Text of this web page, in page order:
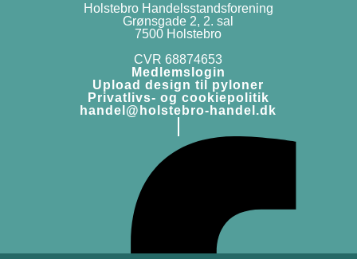
Holstebro Handelsstandsforening
Grønsgade 2, 2. sal
7500 Holstebro
CVR 68874653
Medlemslogin
Upload design til pyloner
Privatlivs- og cookiepolitik
handel@holstebro-handel.dk